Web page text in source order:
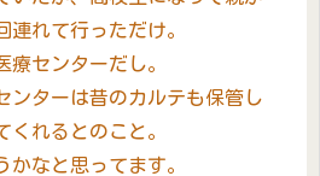
連れて行っただけ。
療センターだし。
ンターは昔のカルテも保管し
くれるとのこと。
かなと思ってます。